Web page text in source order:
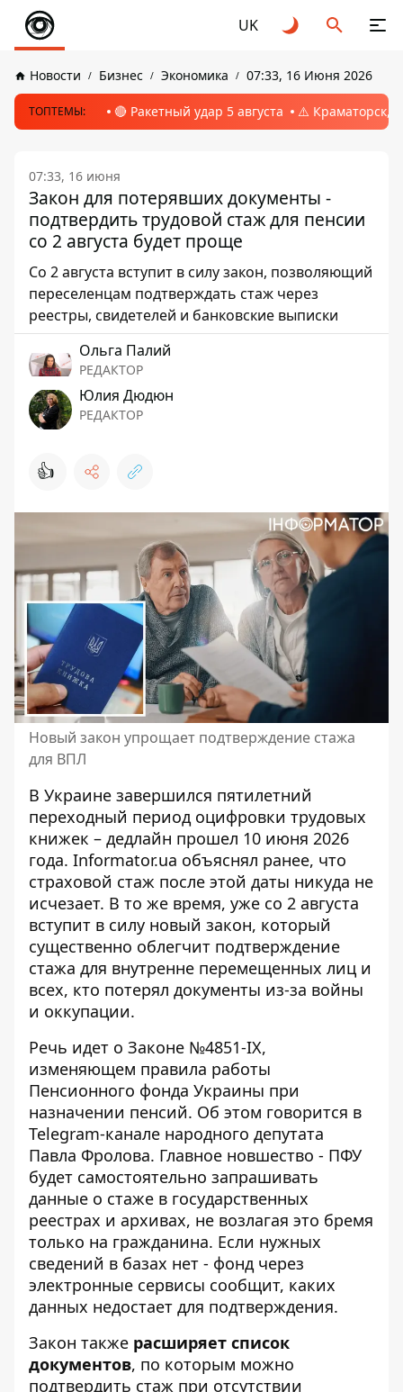
UK
Новости Бизнес Экономика 07:33, 16 Июня 2026
ТОПТЕМЫ: 🔴 Ракетный удар 5 августа ⚠️ Краматорск,
07:33, 16 июня
Закон для потерявших документы -
подтвердить трудовой стаж для пенсии
со 2 августа будет проще
Со 2 августа вступит в силу закон, позволяющий
переселенцам подтверждать стаж через
реестры, свидетелей и банковские выписки
Ольга Палий
РЕДАКТОР
Юлия Дюдюн
РЕДАКТОР
👍
Новый закон упрощает подтверждение стажа
для ВПЛ
В Украине завершился пятилетний
переходный период оцифровки трудовых
книжек – дедлайн прошел 10 июня 2026
года. Informator.ua объяснял ранее, что
страховой стаж после этой даты никуда не
исчезает. В то же время, уже со 2 августа
вступит в силу новый закон, который
существенно облегчит подтверждение
стажа для внутренне перемещенных лиц и
всех, кто потерял документы из-за войны
и оккупации.
Речь идет о Законе №4851-IX,
изменяющем правила работы
Пенсионного фонда Украины при
назначении пенсий. Об этом говорится в
Telegram-канале народного депутата
Павла Фролова. Главное новшество - ПФУ
будет самостоятельно запрашивать
данные о стаже в государственных
реестрах и архивах, не возлагая это бремя
только на гражданина. Если нужных
сведений в базах нет - фонд через
электронные сервисы сообщит, каких
данных недостает для подтверждения.
Закон также расширяет список
документов, по которым можно
подтвердить стаж при отсутствии